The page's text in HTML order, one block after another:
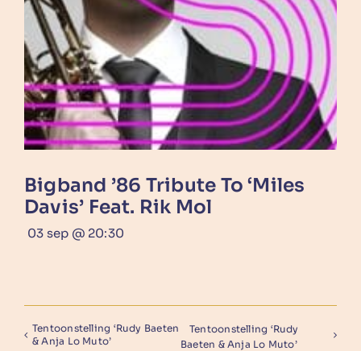
Bigband ’86 Tribute To ‘Miles
Davis’ Feat. Rik Mol
03 sep @ 20:30
Tentoonstelling ‘Rudy Baeten
& Anja Lo Muto’
Tentoonstelling ‘Rudy
Baeten & Anja Lo Muto’